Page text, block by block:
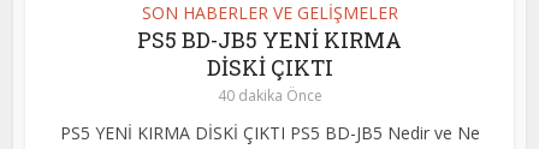
SON HABERLER VE GELİŞMELER
PS5 BD-JB5 YENİ KIRMA
DİSKİ ÇIKTI
40 dakika Önce
PS5 YENİ KIRMA DİSKİ ÇIKTI PS5 BD-JB5 Nedir ve Ne